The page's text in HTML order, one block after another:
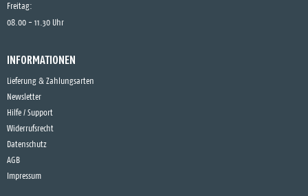
Freitag:
08.00 - 11.30 Uhr
INFORMATIONEN
Lieferung & Zahlungsarten
Newsletter
Hilfe / Support
Widerrufsrecht
Datenschutz
AGB
Impressum